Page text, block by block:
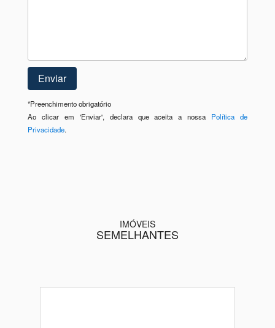
*Preenchimento obrigatório
Ao clicar em 'Enviar', declara que aceita a nossa Política de
Privacidade.
IMÓVEIS
SEMELHANTES